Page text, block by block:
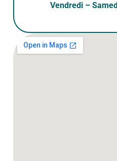
Vendredi –